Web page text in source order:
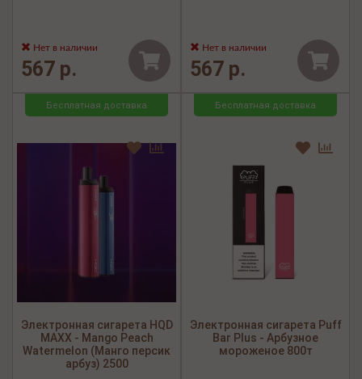
Нет в наличии
567 р.
Нет в наличии
567 р.
Бесплатная доставка
Электронная сигарета HQD
MAXX - Mango Peach
Watermelon (Манго персик
арбуз) 2500
Бесплатная доставка
Электронная сигарета Puff
Bar Plus - Арбузное
мороженое 800т